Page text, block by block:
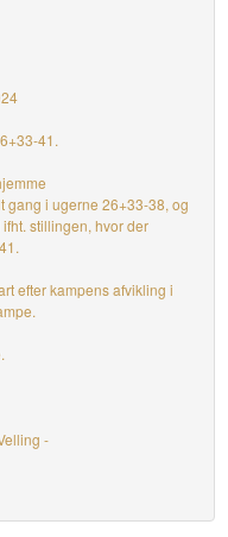
41.
gang i ugerne 26+33-38, og
stillingen, hvor der
efter kampens afvikling i
-